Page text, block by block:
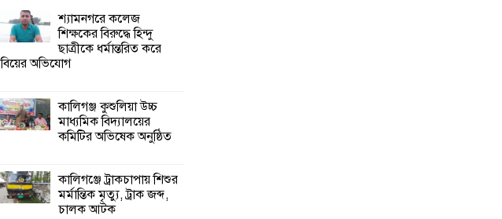
শ্যামনগরে কলেজ
শিক্ষকের বিরুদ্ধে হিন্দু
ছাত্রীকে ধর্মান্তরিত করে
বিয়ের অভিযোগ
কালিগঞ্জ কুশুলিয়া উচ্চ
মাধ্যমিক বিদ্যালয়ের
কমিটির অভিষেক অনুষ্ঠিত
কালিগঞ্জে ট্রাকচাপায় শিশুর
মর্মান্তিক মৃত্যু, ট্রাক জব্দ,
চালক আটক